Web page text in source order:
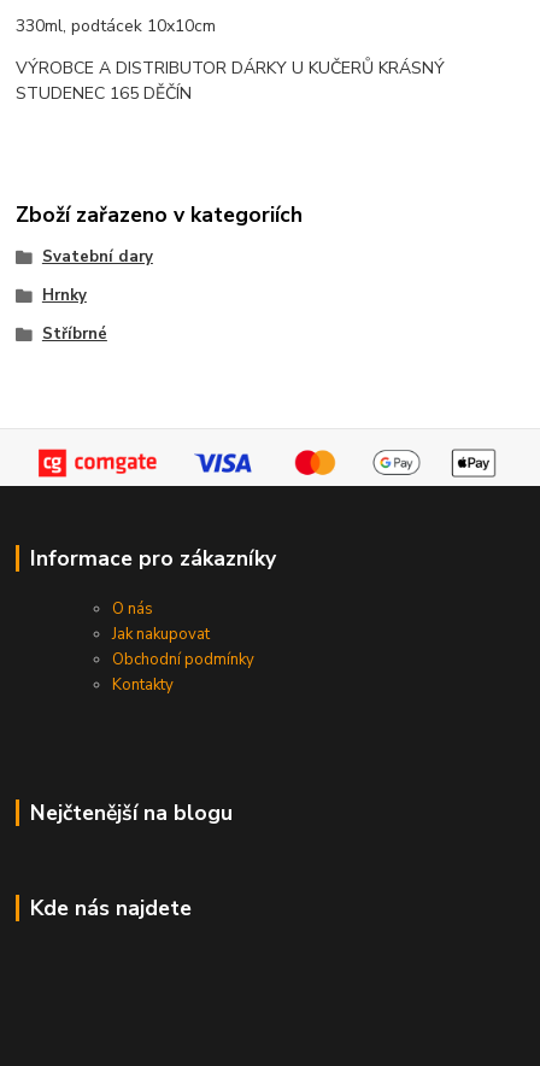
330ml, podtácek 10x10cm
VÝROBCE A DISTRIBUTOR DÁRKY U KUČERŮ KRÁSNÝ
STUDENEC 165 DĚČÍN
Zboží zařazeno v kategoriích
Svatební dary
Hrnky
Stříbrné
Informace pro zákazníky
O nás
Jak nakupovat
Obchodní podmínky
Kontakty
Nejčtenější na blogu
Kde nás najdete